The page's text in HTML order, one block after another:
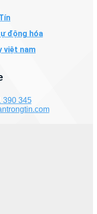
động hóa
việt nam
390 345